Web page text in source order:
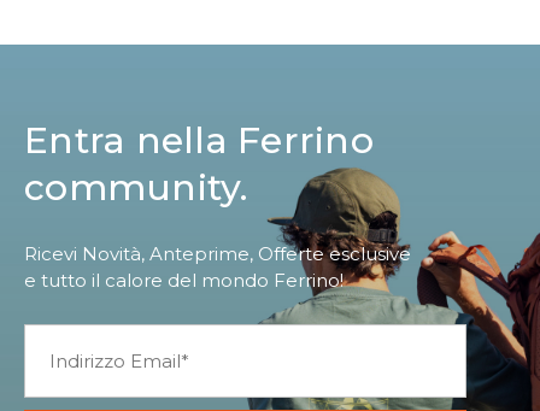
Entra nella Ferrino
community.
Ricevi Novità, Anteprime, Offerte esclusive
e tutto il calore del mondo Ferrino!